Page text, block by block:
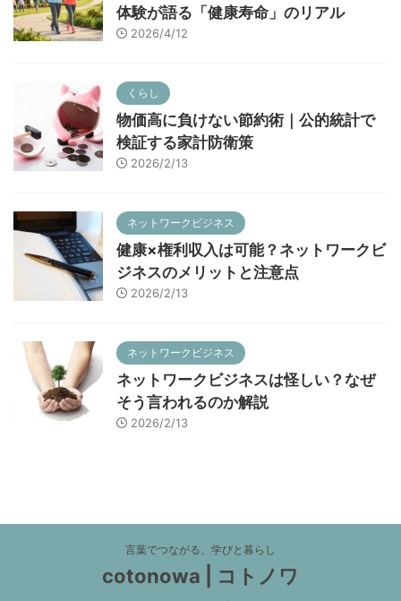
体験が語る「健康寿命」のリアル
2026/4/12
くらし
物価高に負けない節約術｜公的統計で
検証する家計防衛策
2026/2/13
ネットワークビジネス
健康×権利収入は可能？ネットワークビ
ジネスのメリットと注意点
2026/2/13
ネットワークビジネス
ネットワークビジネスは怪しい？なぜ
そう言われるのか解説
2026/2/13
言葉でつながる、学びと暮らし
cotonowa | コトノワ